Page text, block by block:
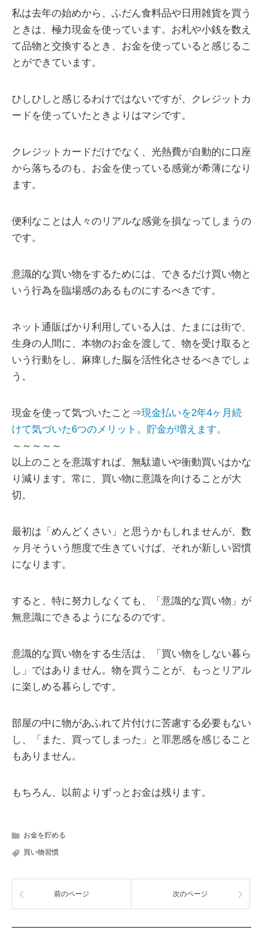
私は去年の始めから、ふだん食料品や日用雑貨を買う
ときは、極力現金を使っています。お札や小銭を数え
て品物と交換するとき、お金を使っていると感じるこ
とができています。
ひしひしと感じるわけではないですが、クレジットカ
ードを使っていたときよりはマシです。
クレジットカードだけでなく、光熱費が自動的に口座
から落ちるのも、お金を使っている感覚が希薄になり
ます。
便利なことは人々のリアルな感覚を損なってしまうの
です。
意識的な買い物をするためには、できるだけ買い物と
いう行為を臨場感のあるものにするべきです。
ネット通販ばかり利用している人は、たまには街で、
生身の人間に、本物のお金を渡して、物を受け取ると
いう行動をし、麻痺した脳を活性化させるべきでしょ
う。
現金を使って気づいたこと⇒現金払いを2年4ヶ月続
けて気づいた6つのメリット。貯金が増えます。
～～～～～
以上のことを意識すれば、無駄遣いや衝動買いはかな
り減ります。常に、買い物に意識を向けることが大
切。
最初は「めんどくさい」と思うかもしれませんが、数
ヶ月そういう態度で生きていけば、それが新しい習慣
になります。
すると、特に努力しなくても、「意識的な買い物」が
無意識にできるようになるのです。
意識的な買い物をする生活は、「買い物をしない暮ら
し」ではありません。物を買うことが、もっとリアル
に楽しめる暮らしです。
部屋の中に物があふれて片付けに苦慮する必要もない
し、「また、買ってしまった」と罪悪感を感じること
もありません。
もちろん、以前よりずっとお金は残ります。
お金を貯める
買い物習慣
前のページ 次のページ